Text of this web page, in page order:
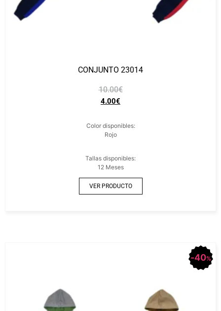
CONJUNTO 23014
10.00€
4.00€
Color disponibles:
Rojo
Tallas disponibles:
12 Meses
VER PRODUCTO
40%